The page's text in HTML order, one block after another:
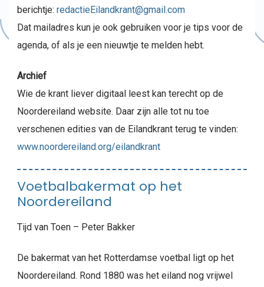
berichtje: redactieEilandkrant@gmail.com
Dat mailadres kun je ook gebruiken voor je tips voor de
agenda, of als je een nieuwtje te melden hebt.
Archief
Wie de krant liever digitaal leest kan terecht op de
Noordereiland website. Daar zijn alle tot nu toe
verschenen edities van de Eilandkrant terug te vinden:
www.noordereiland.org/eilandkrant
Voetbalbakermat op het
Noordereiland
Tijd van Toen – Peter Bakker
De bakermat van het Rotterdamse voetbal ligt op het
Noordereiland. Rond 1880 was het eiland nog vrijwel